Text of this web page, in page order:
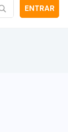
ENTRAR